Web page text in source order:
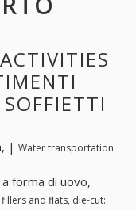
| Water transportation
forma di uovo,
fillers and flats, die-cut: